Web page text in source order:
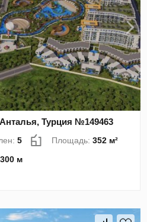
Турция №149463
5 Площадь:352 м²
300 м